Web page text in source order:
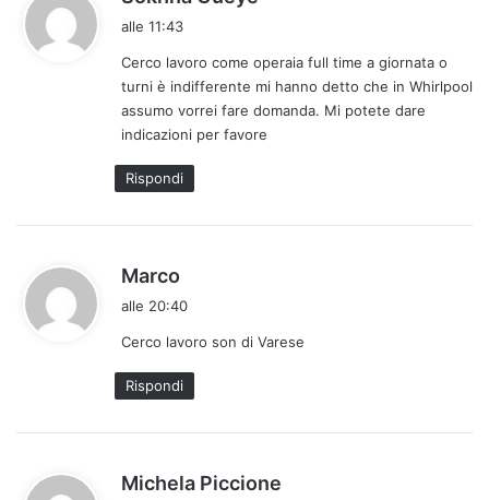
e
t
t
o
alle 11:43
Cerco lavoro come operaia full time a giornata o
turni è indifferente mi hanno detto che in Whirlpool
assumo vorrei fare domanda. Mi potete dare
indicazioni per favore
Rispondi
Marco
e
t
t
alle 20:40
Cerco lavoro son di Varese
Rispondi
Michela Piccione